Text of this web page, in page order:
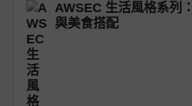
AWSEC 生活風格系列
與美食搭配